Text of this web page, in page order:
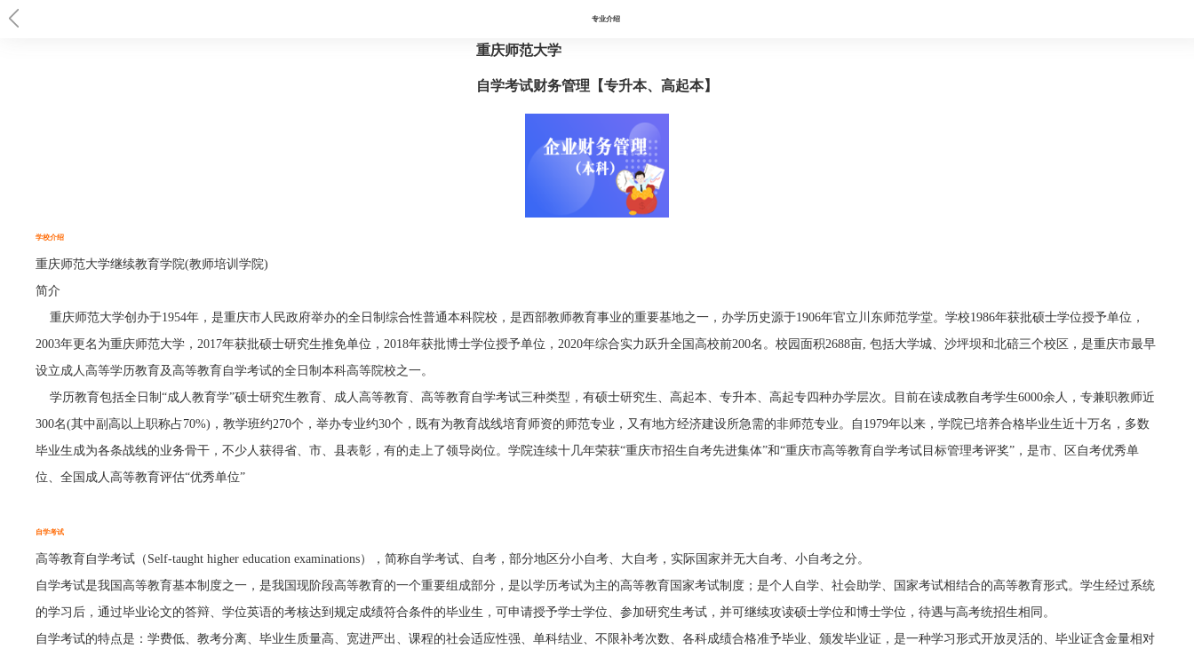
专业介绍
重庆师范大学
自学考试财务管理【专升本、高起本】
学校介绍
重庆师范大学继续教育学院(教师培训学院)
简介
重庆师范大学创办于1954年，是重庆市人民政府举办的全日制综合性普通本科院校，是西部教师教育事业的重要基地之一，办学历史源于1906年官立川东师范学堂。学校1986年获批硕士学位授予单位，
2003年更名为重庆师范大学，2017年获批硕士研究生推免单位，2018年获批博士学位授予单位，2020年综合实力跃升全国高校前200名。校园面积2688亩, 包括大学城、沙坪坝和北碚三个校区，是重庆市最早
设立成人高等学历教育及高等教育自学考试的全日制本科高等院校之一。
学历教育包括全日制“成人教育学”硕士研究生教育、成人高等教育、高等教育自学考试三种类型，有硕士研究生、高起本、专升本、高起专四种办学层次。目前在读成教自考学生6000余人，专兼职教师近
300名(其中副高以上职称占70%)，教学班约270个，举办专业约30个，既有为教育战线培育师资的师范专业，又有地方经济建设所急需的非师范专业。自1979年以来，学院已培养合格毕业生近十万名，多数
毕业生成为各条战线的业务骨干，不少人获得省、市、县表彰，有的走上了领导岗位。学院连续十几年荣获“重庆市招生自考先进集体”和“重庆市高等教育自学考试目标管理考评奖”，是市、区自考优秀单
位、全国成人高等教育评估“优秀单位”
自学考试
高等教育自学考试（Self-taught higher education examinations），简称自学考试、自考，部分地区分小自考、大自考，实际国家并无大自考、小自考之分。
自学考试是我国高等教育基本制度之一，是我国现阶段高等教育的一个重要组成部分，是以学历考试为主的高等教育国家考试制度；是个人自学、社会助学、国家考试相结合的高等教育形式。学生经过系统
的学习后，通过毕业论文的答辩、学位英语的考核达到规定成绩符合条件的毕业生，可申请授予学士学位、参加研究生考试，并可继续攻读硕士学位和博士学位，待遇与高考统招生相同。
自学考试的特点是：学费低、教考分离、毕业生质量高、宽进严出、课程的社会适应性强、单科结业、不限补考次数、各科成绩合格准予毕业、颁发毕业证，是一种学习形式开放灵活的、毕业证含金量相对